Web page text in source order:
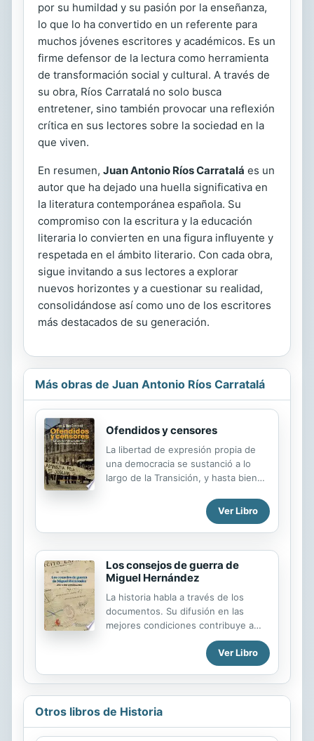
por su humildad y su pasión por la enseñanza,
lo que lo ha convertido en un referente para
muchos jóvenes escritores y académicos. Es un
firme defensor de la lectura como herramienta
de transformación social y cultural. A través de
su obra, Ríos Carratalá no solo busca
entretener, sino también provocar una reflexión
crítica en sus lectores sobre la sociedad en la
que viven.
En resumen, Juan Antonio Ríos Carratalá es un
autor que ha dejado una huella significativa en
la literatura contemporánea española. Su
compromiso con la escritura y la educación
literaria lo convierten en una figura influyente y
respetada en el ámbito literario. Con cada obra,
sigue invitando a sus lectores a explorar
nuevos horizontes y a cuestionar su realidad,
consolidándose así como uno de los escritores
más destacados de su generación.
Más obras de Juan Antonio Ríos Carratalá
Ofendidos y censores
La libertad de expresión propia de
una democracia se sustanció a lo
largo de la Transición, y hasta bien
empeño de quienes rechazaron o
desafiaron la intolerancia de la
cultura franquista. Algunos
representantes del mundo teatral,
cinematográfico y editorial jalonaron
esa lucha con las consecuencias de
Otros, menos recordados por
pertenecer a una cultura popular con
escasa atención crítica, sufrieron la
misma persecución sin salir del
anonimato. OFENDIDOS Y CENSORES
recopila un conjunto de historias
cuyos...
Ver Libro
Los consejos de guerra de
Miguel Hernández
La historia habla a través de los
documentos. Su difusión en las
mejores condiciones contribuye a
conocimiento de periodos como la
posguerra española. Los consejos de
guerra de Miguel Hernández aspira a
distinguir tal circunstancia a través
del caso del poeta español. El
ocupa solo dos líneas en la extensa
Ver Libro
Otros libros de Historia